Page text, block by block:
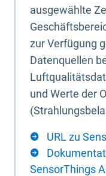
ausgewählte
zur Verfügung
Datenquellen
und Werte der
URL zu
SensorThings